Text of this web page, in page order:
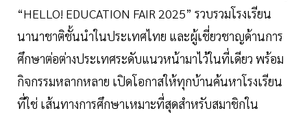
“HELLO! EDUCATION FAIR 2025” รวบรวมโรงเรียน
นานาชาติชั้นนำในประเทศไทย และผู้เชี่ยวชาญด้านการ
ศึกษาต่อต่างประเทศระดับแนวหน้ามาไว้ในที่เดียว พร้อม
กิจกรรมหลากหลาย เปิดโอกาสให้ทุกบ้านค้นหาโรงเรียน
ที่ใช่ เส้นทางการศึกษาเหมาะที่สุดสำหรับสมาชิกใน